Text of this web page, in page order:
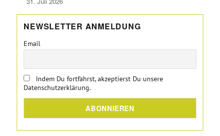
NEWSLETTER ANMELDUNG
Email
Indem Du fortfährst, akzeptierst Du unsere
Datenschutzerklärung.